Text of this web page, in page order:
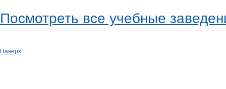
Посмотреть все учебные
Наверх